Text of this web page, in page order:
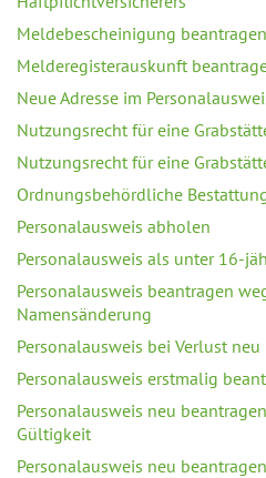
Meldebescheinigung beantragen
Melderegisterauskunft
Neue Adresse im
Nutzungsrecht für eine
Nutzungsrecht für eine
Ordnungsbehördliche
Personalausweis abholen
Personalausweis als unter 16-
Personalausweis beantragen
Namensänderung
Personalausweis bei Verlust
Personalausweis erstmalig
Personalausweis neu
Gültigkeit
Personalausweis neu